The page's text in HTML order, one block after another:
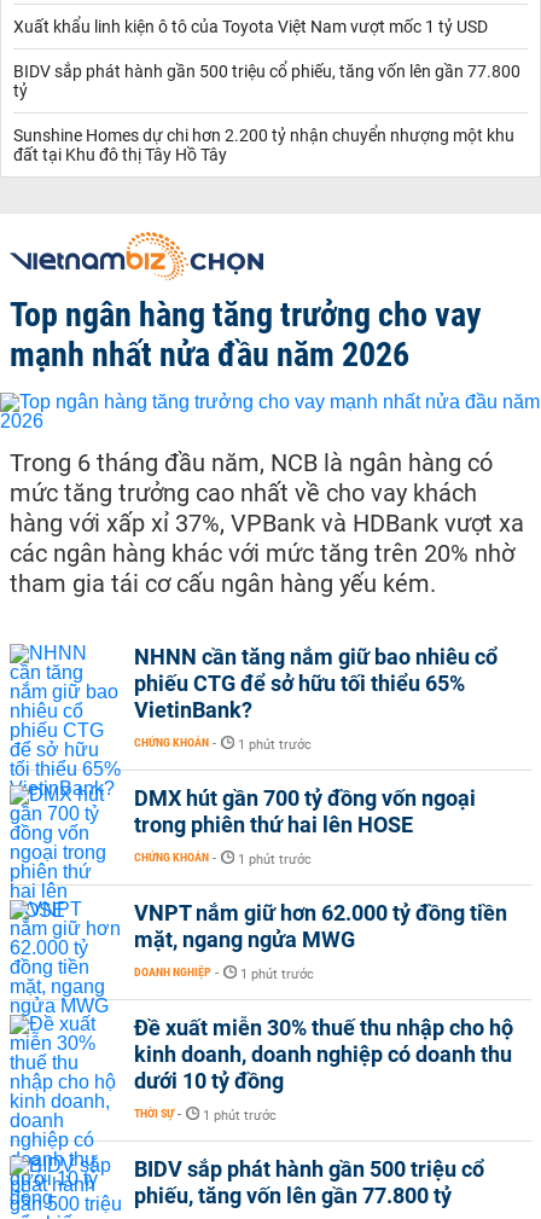
Xuất khẩu linh kiện ô tô của Toyota Việt Nam vượt mốc 1 tỷ USD
BIDV sắp phát hành gần 500 triệu cổ phiếu, tăng vốn lên gần 77.800
tỷ
Sunshine Homes dự chi hơn 2.200 tỷ nhận chuyển nhượng một khu
đất tại Khu đô thị Tây Hồ Tây
Top ngân hàng tăng trưởng cho vay
mạnh nhất nửa đầu năm 2026
Trong 6 tháng đầu năm, NCB là ngân hàng có
mức tăng trưởng cao nhất về cho vay khách
hàng với xấp xỉ 37%, VPBank và HDBank vượt xa
các ngân hàng khác với mức tăng trên 20% nhờ
tham gia tái cơ cấu ngân hàng yếu kém.
NHNN cần tăng nắm giữ bao nhiêu cổ
phiếu CTG để sở hữu tối thiểu 65%
VietinBank?
CHỨNG KHOÁN - 1 phút trước
DMX hút gần 700 tỷ đồng vốn ngoại
trong phiên thứ hai lên HOSE
CHỨNG KHOÁN - 1 phút trước
VNPT nắm giữ hơn 62.000 tỷ đồng tiền
mặt, ngang ngửa MWG
DOANH NGHIỆP - 1 phút trước
Đề xuất miễn 30% thuế thu nhập cho hộ
kinh doanh, doanh nghiệp có doanh thu
dưới 10 tỷ đồng
THỜI SỰ - 1 phút trước
BIDV sắp phát hành gần 500 triệu cổ
phiếu, tăng vốn lên gần 77.800 tỷ